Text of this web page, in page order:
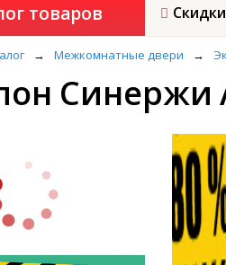
товаров Скидки
→ Межкомнатные двери →
Синержи